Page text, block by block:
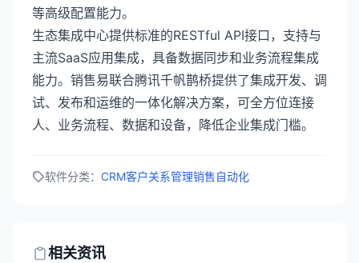
等高级配置能力。
生态集成中心提供标准的RESTful API接口，支持与
主流SaaS应用集成，具备数据同步和业务流程集成
能力。销售易联合腾讯千帆鹊桥提供了集成开发、调
试、发布和运维的一体化解决方案，可全方位连接
人、业务流程、数据和设备，降低企业集成门槛。
软件分类： CRM客户关系管理销售自动化
相关资讯